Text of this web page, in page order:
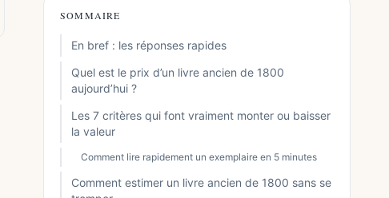
SOMMAIRE
En bref : les réponses rapides
Quel est le prix d’un livre ancien de 1800
aujourd’hui ?
Les 7 critères qui font vraiment monter ou baisser
la valeur
Comment lire rapidement un exemplaire en 5 minutes
Comment estimer un livre ancien de 1800 sans se